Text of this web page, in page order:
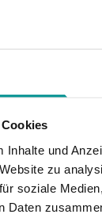
Inhalte und
zu
soziale
Daten
er ständig sagt,